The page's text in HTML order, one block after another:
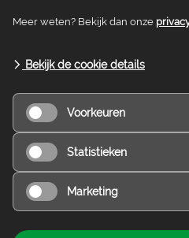
fietsers en wandelaars op
staat de koffie of...
Verder lezen
Meer weten? Bekijk dan onze
Bekijk de cookie details
Voorkeuren
Statistieken
Marketing